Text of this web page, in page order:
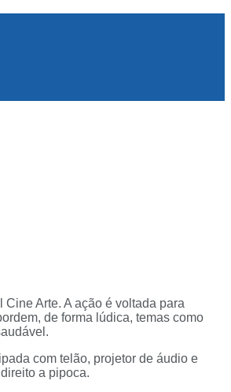
Arte. A ação é voltada para
de forma lúdica, temas como
com telão, projetor de áudio e
a pipoca.